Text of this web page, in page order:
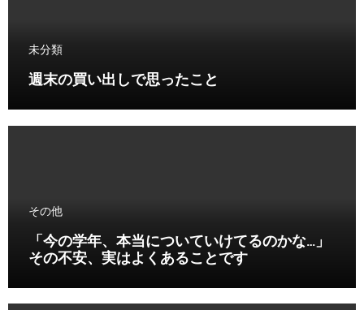
未分類
週末の買い出しで思ったこと
その他
「今の学年、本当についていけてるのかな…」
その不安、実はよくあることです